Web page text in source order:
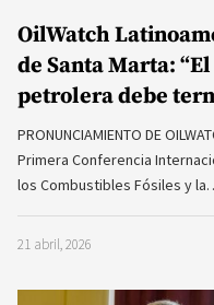
OilWatch
de Santa Marta:
petrolera debe
PRONUNCIAMIENTO DE
Primera Conferencia
los Combustibles Fósiles y
21 abril, 2026